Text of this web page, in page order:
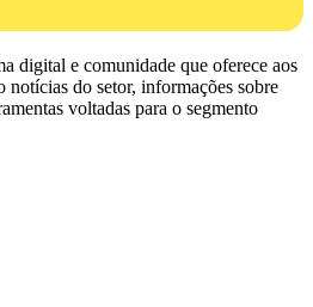
digital e comunidade que oferece aos
notícias do setor, informações sobre
voltadas para o segmento